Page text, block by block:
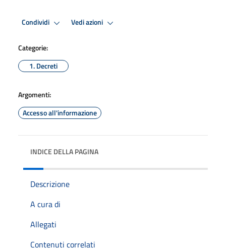
Condividi Vedi azioni
Categorie:
1. Decreti
Argomenti:
Accesso all'informazione
INDICE DELLA PAGINA
Descrizione
A cura di
Allegati
Contenuti correlati